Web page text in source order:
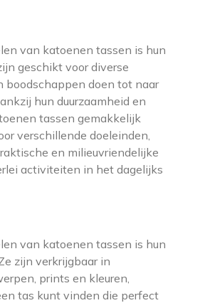
van katoenen tassen is hun
geschikt voor diverse
boodschappen doen tot naar
hun duurzaamheid en
tassen gemakkelijk
verschillende doeleinden,
en milieuvriendelijke
activiteiten in het dagelijks
van katoenen tassen is hun
zijn verkrijgbaar in
prints en kleuren,
tas kunt vinden die perfect